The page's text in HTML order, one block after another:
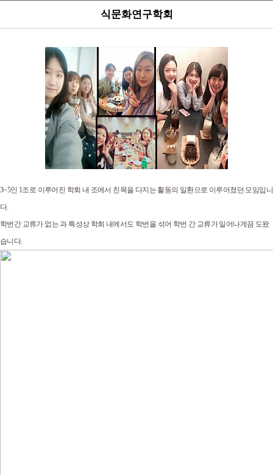
식문화연구학회
3~5인 1조로 이루어진 학회 내 조에서 친목을 다지는 활동의 일환으로 이루어졌던 모임입니
다.
학번간 교류가 없는 과 특성상 학회 내에서도 학번을 섞어 학번 간 교류가 일어나게끔 도왔
습니다.